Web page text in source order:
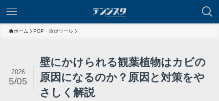
ホーム POP・販促ツール
壁にかけられる観葉植物はカビの
原因になるのか？原因と対策をや
さしく解説
2026
5/05